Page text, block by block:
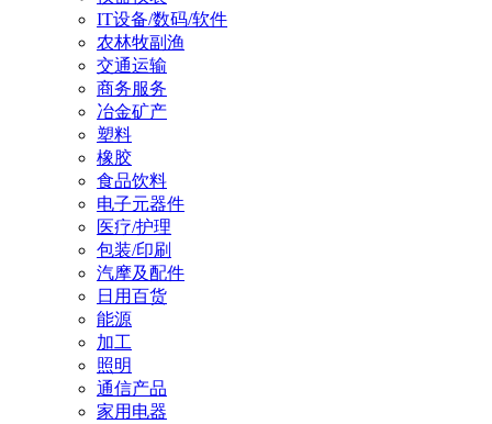
IT设备/数码/软件
农林牧副渔
交通运输
商务服务
冶金矿产
塑料
橡胶
食品饮料
电子元器件
医疗/护理
包装/印刷
汽摩及配件
日用百货
能源
加工
照明
通信产品
家用电器